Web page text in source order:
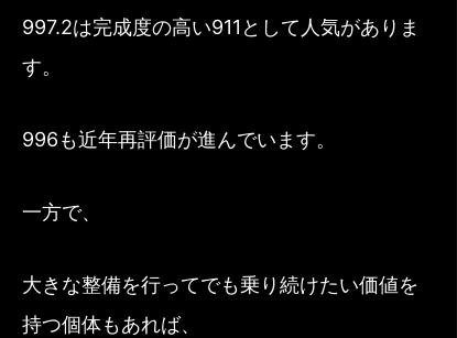
997.2は完成度の高い911として人気がありま
す。
996も近年再評価が進んでいます。
一方で、
大きな整備を行ってでも乗り続けたい価値を
持つ個体もあれば、